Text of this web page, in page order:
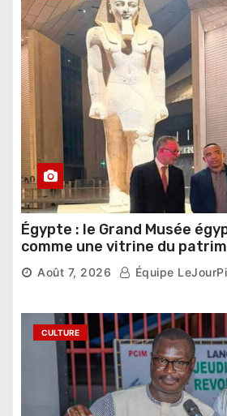
Égypte : le Grand Musée
comme une vitrine du
pharaonique auprès des
étrangers
Août 7, 2026 Équipe
CULTURE